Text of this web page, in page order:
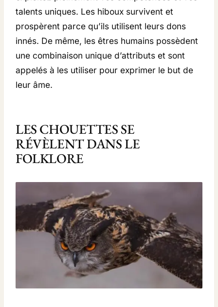
talents uniques. Les hiboux survivent et
prospèrent parce qu’ils utilisent leurs dons
innés. De même, les êtres humains possèdent
une combinaison unique d’attributs et sont
appelés à les utiliser pour exprimer le but de
leur âme.
LES CHOUETTES SE
RÉVÈLENT DANS LE
FOLKLORE